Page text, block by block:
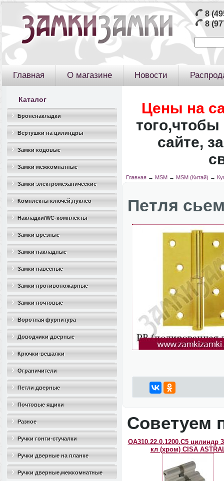
8
8
Главная О магазине Новости
Каталог
Броненакладки
Вертушки на цилиндры
Замки кодовые
Замки межкомнатные
Замки электромеханические
Комплекты ключей,нуклео
Накладки/WC-комплекты
Замки врезные
Замки накладные
Замки навесные
Замки противопожарные
Замки почтовые
Воротная фурнитура
Доводчики дверные
Крючки-вешалки
Ограничители
дверные(стопоры)
Петли дверные
Почтовые ящики
Разное
Ручки гонги-стучалки
Ручки дверные на планке
Ручки дверные,межкомнатные
Цены на
того,чтобы
сайте,
Главная→ MSM→ MSM (Китай) →
Петля
Советуем
OA310.22.0.1200.C5 цилиндр
кл (хром) CISA